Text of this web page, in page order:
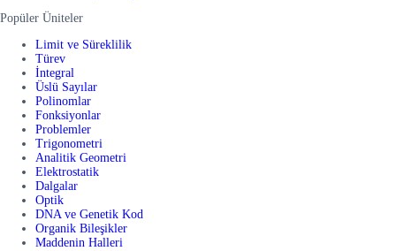
Popüler Üniteler
Limit ve Süreklilik
Türev
İntegral
Üslü Sayılar
Polinomlar
Fonksiyonlar
Problemler
Trigonometri
Analitik Geometri
Elektrostatik
Dalgalar
Optik
DNA ve Genetik Kod
Organik Bileşikler
Maddenin Halleri